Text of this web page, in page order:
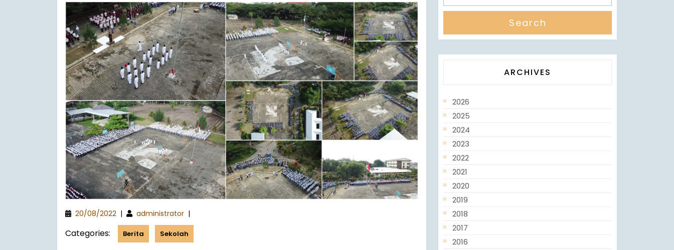
20/08/2022 | administrator |
Categories: Berita Sekolah
ARCHIVES
2026
2025
2024
2023
2022
2021
2020
2019
2018
2017
2016